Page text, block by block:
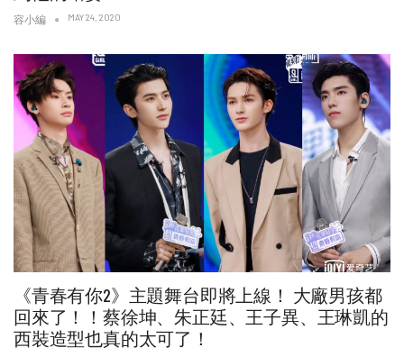
容小編 MAY 24, 2020
《青春有你2》主題舞台即將上線！ 大廠男孩都
回來了！！蔡徐坤、朱正廷、王子異、王琳凱的
西裝造型也真的太可了！